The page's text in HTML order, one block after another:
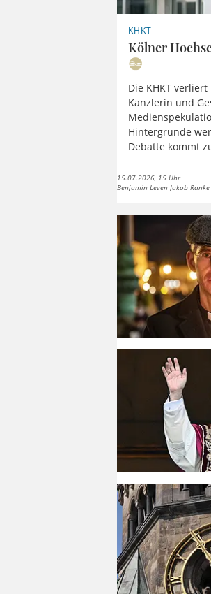
KHKT
Kölner
Die KHKT
Kanzlerin und
Hintergründe
Debatte kommt
15.07.2026, 15 Uhr
Benjamin Leven Jakob Ranke